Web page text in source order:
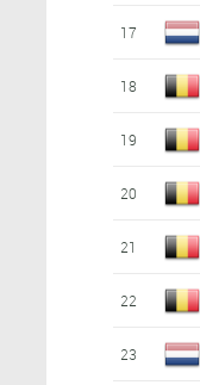
17
18
19
20
21
22
23